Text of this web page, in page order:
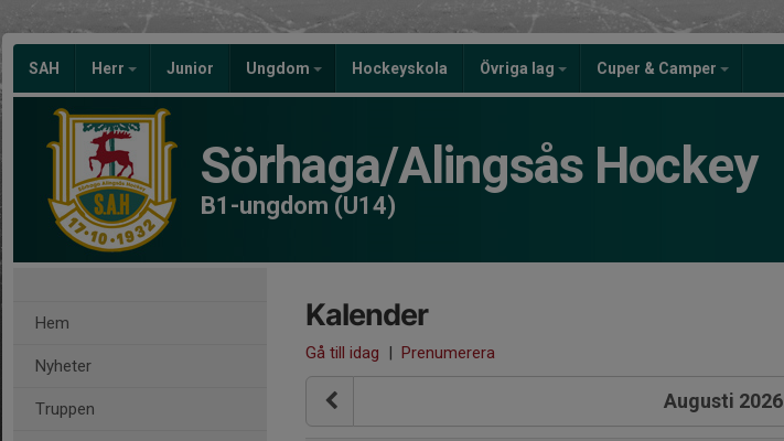
SAH Herr Junior Ungdom Hockeyskola Övriga lag Cuper & Camper
Sörhaga/Alingsås Hockey
B1-ungdom (U14)
Hem
Nyheter
Truppen
Kalender
Gå till idag | Prenumerera
Augusti 2026